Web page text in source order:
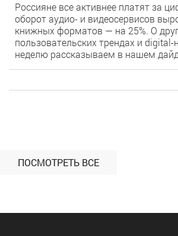
Россияне все активнее платят за
оборот аудио- и видеосервисов
книжных форматов — на 25%. О
пользовательских трендах и digital-
неделю рассказываем в нашем
сети Яндекса. Рекламная сеть
формат Overlay, который
ПОСМОТРЕТЬ ВСЕ